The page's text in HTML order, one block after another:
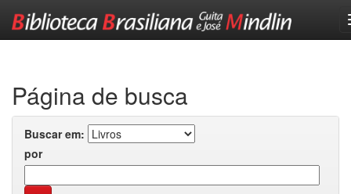
Página de busca
Buscar em:
por